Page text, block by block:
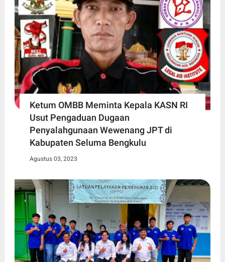
Ketum OMBB Meminta Kepala KASN RI
Usut Pengaduan Dugaan
Penyalahgunaan Wewenang JPT di
Kabupaten Seluma Bengkulu
Agustus 03, 2023